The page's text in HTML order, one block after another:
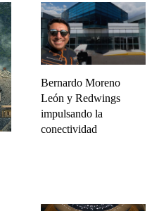
Bernardo Moreno
León y Redwings
impulsando la
conectividad